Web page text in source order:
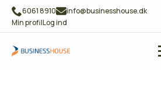
6061 8910
info@businesshouse.dk
Min profilLog ind